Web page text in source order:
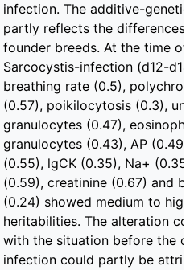
infection. The additive-
partly reflects the differences
founder breeds. At the time of
Sarcocystis-infection (d12-
breathing rate (0.5),
(0.57), poikilocytosis (0.3),
granulocytes (0.47),
granulocytes (0.43), AP (0.49),
(0.55), lgCK (0.35), Na+
(0.59), creatinine (0.67) and
(0.24) showed medium to high
heritabilities. The alteration
with the situation before the
infection could partly be